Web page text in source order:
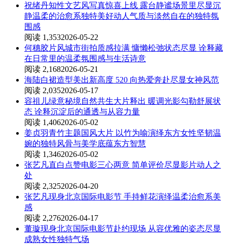
祝绪丹知性文艺风写真惊喜上线 露台静谧场景里尽显沉
静温柔的治愈系独特美好动人气质与淡然自在的独特氛
围感
阅读 1,3532026-05-22
何穗胶片风城市街拍质感拉满 慵懒松弛状态尽显 诠释藏
在日常里的温柔氛围感与生活诗意
阅读 2,1682026-05-21
海陆白裙造型美出新高度 520 向热爱奔赴尽显女神风范
阅读 2,0352026-05-17
容祖儿绿意秘境自然共生大片释出 暖调光影勾勒舒展状
态 诠释沉淀后的通透与从容力量
阅读 1,4062026-05-02
姜贞羽青竹主题国风大片 以竹为喻演绎东方女性坚韧温
婉的独特风骨与美学底蕴东方智慧
阅读 1,3462026-05-02
张艺凡直白点赞电影三心两意 简单评价尽显影片动人之
处
阅读 2,3252026-04-20
张艺凡现身北京国际电影节 手持鲜花演绎温柔治愈系美
感
阅读 2,2762026-04-17
董璇现身北京国际电影节赴约现场 从容优雅的姿态尽显
成熟女性独特气场